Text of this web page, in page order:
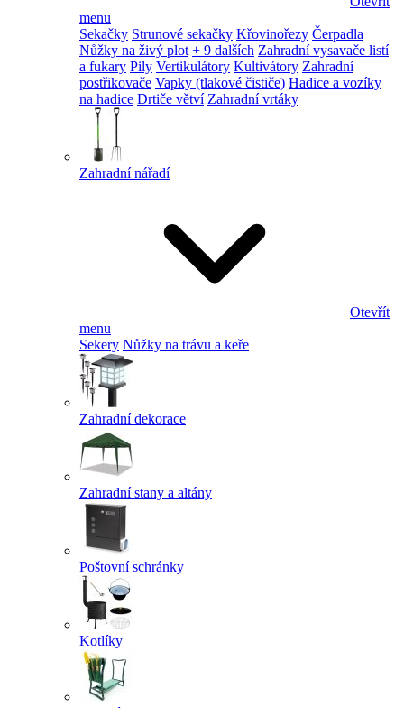
menu
Sekačky Strunové sekačky Křovinořezy Čerpadla
Nůžky na živý plot + 9 dalších Zahradní vysavače listí
a fukary Pily Vertikulátory Kultivátory Zahradní
postřikovače Vapky (tlakové čističe) Hadice a vozíky
na hadice Drtiče větví Zahradní vrtáky
Zahradní nářadí
Otevřít
menu
Sekery Nůžky na trávu a keře
Zahradní dekorace
Zahradní stany a altány
Poštovní schránky
Kotlíky